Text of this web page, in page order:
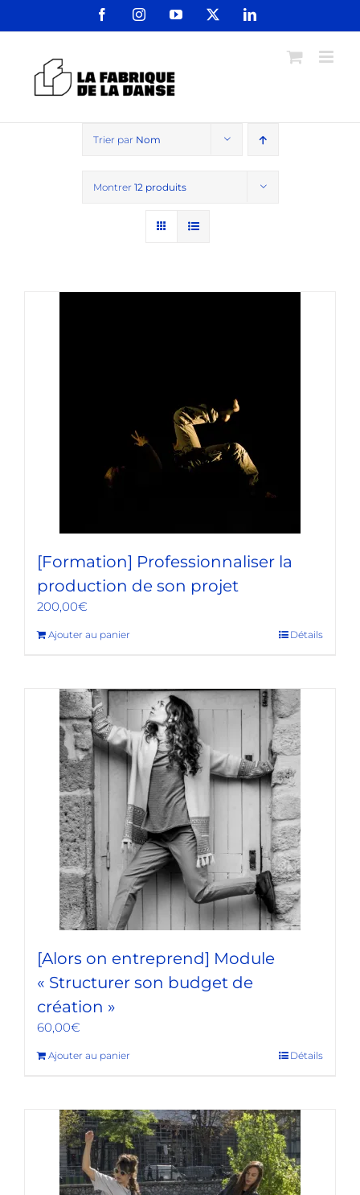
FacebookInstagramYouTube LinkedIn
Trier par Nom
Montrer 12 produits
[Formation] Professionnaliser la
production de son projet
200,00€
Ajouter au panier Détails
[Alors on entreprend] Module
« Structurer son budget de
création »
60,00€
Ajouter au panier Détails